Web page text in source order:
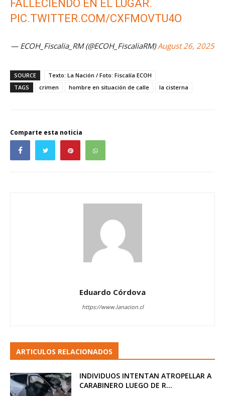
FALLECIENDO EN EL LUGAR.
PIC.TWITTER.COM/CXFMOVTU4O
— ECOH_Fiscalia_RM (@ECOH_FiscaliaRM)August 26, 2025
SOURCE
Texto: La Nación / Foto: Fiscalía ECOH
TAGS
crimen hombre en situación de calle la cisterna
Comparte esta noticia
Eduardo Córdova
https://www.lanacion.cl
ARTICULOS RELACIONADOS
INDIVIDUOS INTENTAN ATROPELLAR A
CARABINERO LUEGO DE R...